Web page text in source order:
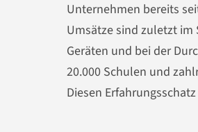
Unternehmen bereits
Umsätze sind zuletzt
Geräten und bei der
20.000 Schulen und
Diesen